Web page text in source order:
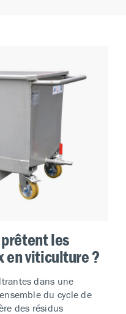
prêtent les
en viticulture ?
dans une
du cycle de
des résidus